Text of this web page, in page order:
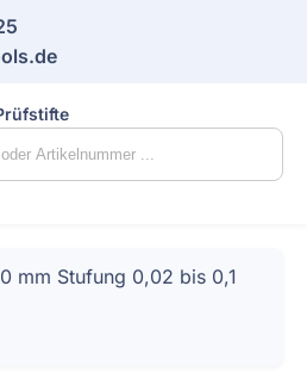
mm Stufung 0,02 bis 0,1